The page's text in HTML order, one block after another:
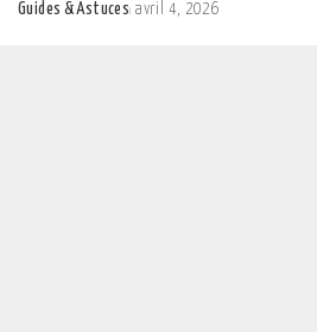
Guides & Astuces avril 4, 2026